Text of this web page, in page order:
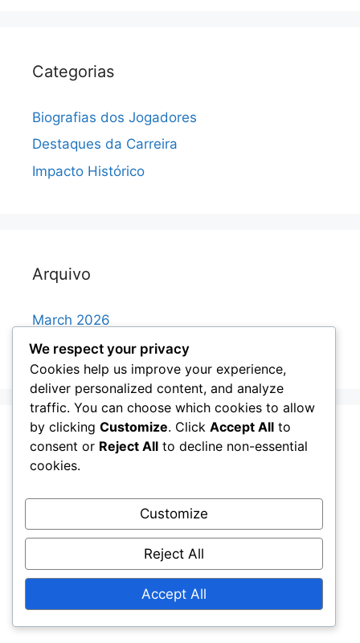
Categorias
Biografias dos Jogadores
Destaques da Carreira
Impacto Histórico
Arquivo
March 2026
February 2026
Jurídico
Termos e condições
Preferências de cookies
Sobre
We respect your privacy
Cookies help us improve your experience,
deliver personalized content, and analyze
traffic. You can choose which cookies to allow
by clicking Customize. Click Accept All to
consent or Reject All to decline non-essential
cookies.
Customize
Reject All
Accept All